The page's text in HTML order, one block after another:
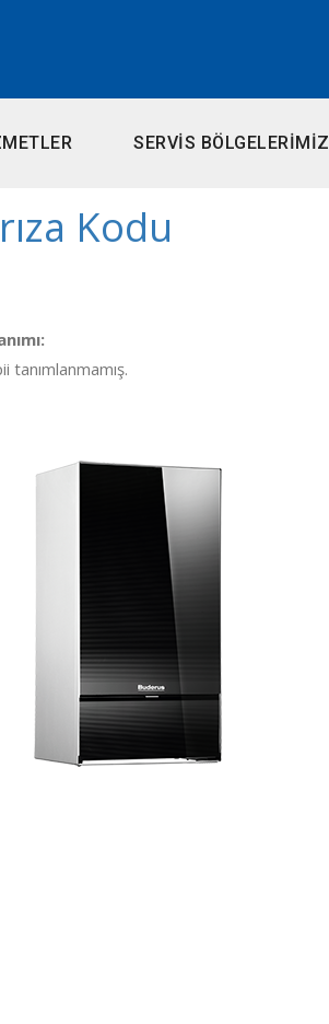
SERVİS BÖLGELERİMİZ
Kodu
tanımlanmamış.